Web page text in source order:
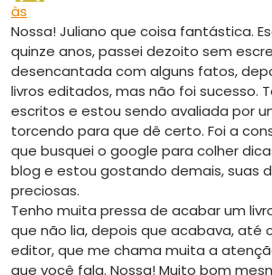
às
Nossa! Juliano que coisa fantástica.
quinze anos, passei dezoito sem
desencantada com alguns fatos,
livros editados, mas não foi sucesso.
escritos e estou sendo avaliada por
torcendo para que dê certo. Foi a
que busquei o google para colher
blog e estou gostando demais, suas
preciosas.
Tenho muita pressa de acabar um
que não lia, depois que acabava, até
editor, que me chama muita a
que você fala. Nossa! Muito bom